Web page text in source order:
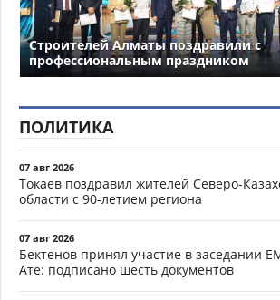
Строителей Алматы поздравили с
профессиональным праздником
ПОЛИТИКА
07 авг 2026
Токаев поздравил жителей Северо-
области с 90-летием региона
07 авг 2026
Бектенов принял участие в заседании
Ате: подписано шесть документов